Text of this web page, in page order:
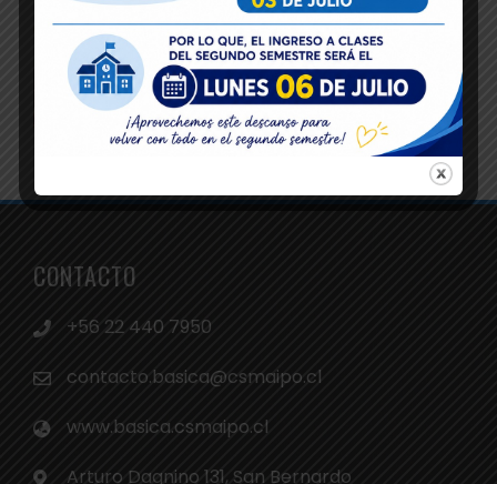
CONTACTO
+56 22 440 7950
contacto.basica@csmaipo.cl
www.basica.csmaipo.cl
Arturo Dagnino 131, San Bernardo